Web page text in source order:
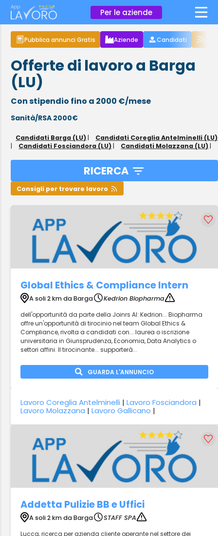
Per le aziende ×
Pubblica annunci Gratis Aziende Candidati
Offerte di lavoro a Barga
(LU)
Con stipendio fino a 2000 €/mese
Sanità/RSA 2000€
Candidati Barga (LU) |
Candidati Coreglia Antelminelli (LU)
|
Candidati Fosciandora (LU) | Candidati Molazzana (LU) |
RICERCA
Consigli per trovare lavoro
Global Ethics & Compliance Intern
A soli 2 km da Barga
Kedrion Biopharma
dell'opportunità da parte della Joinrs AI: Kedrion... Biopharma
offre un'opportunità di tirocinio nel team Global Ethics &
Compliance, rivolta a candidati con... laurea o iscrizione
universitaria in Giurisprudenza, Economia, Data Analytics o
settori affini. Il tirocinante... supporterà...
GUARDA L'ANNUNCIO
Lavoro Coreglia Antelminelli |Lavoro Fosciandora |
Lavoro Molazzana |Lavoro Gallicano |
Addetta Pulizie BB e Uffici
A soli 2 km da Barga
STAFF SPA
Lucca, ricerca per azienda cliente operante nel settore dei